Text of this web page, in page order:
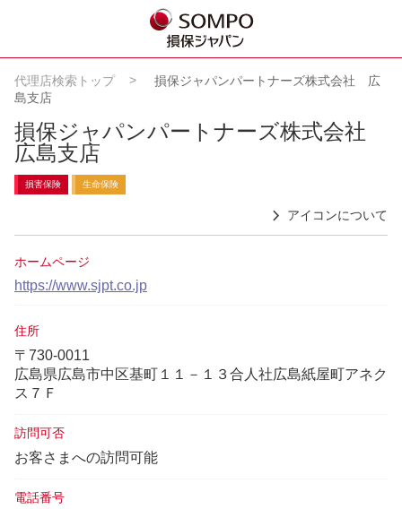
代理店検索トップ
損保ジャパンパートナーズ株式会社 広
島支店
損保ジャパンパートナーズ株式会社
広島支店
損害保険 生命保険
アイコンについて
ホームページ
https://www.sjpt.co.jp
住所
〒730-0011
広島県広島市中区基町１１－１３合人社広島紙屋町アネク
ス７Ｆ
訪問可否
お客さまへの訪問可能
電話番号